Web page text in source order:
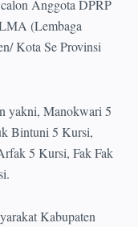
Anggota DPRP
(Lembaga
Kota Se Provinsi
yakni, Manokwari 5
Bintuni 5 Kursi,
5 Kursi, Fak Fak
Kabupaten